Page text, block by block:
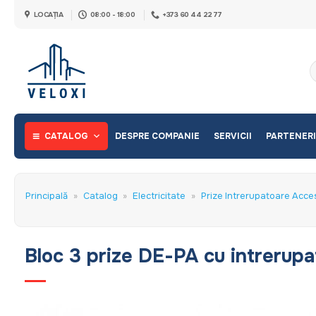
LOCAȚIA 08:00 - 18:00 +373 60 44 22 77
CATALOG DESPRE COMPANIE SERVICII PARTENERI
Principală » Catalog » Electricitate » Prize Intrerupatoare
Bloc 3 prize DE-PA cu